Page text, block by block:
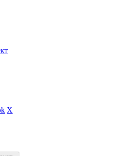
X